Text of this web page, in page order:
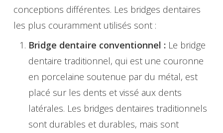
conceptions différentes. Les bridges dentaires
les plus couramment utilisés sont :
Bridge dentaire conventionnel : Le bridge
dentaire traditionnel, qui est une couronne
en porcelaine soutenue par du métal, est
placé sur les dents et vissé aux dents
latérales. Les bridges dentaires traditionnels
sont durables et durables, mais sont